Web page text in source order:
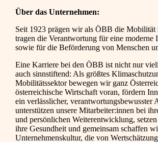
Über das Unternehmen:
Seit 1923 prägen wir als ÖBB die Mobilität
tragen die Verantwortung für eine moderne
sowie für die Beförderung von Menschen
Eine Karriere bei den ÖBB ist nicht nur
auch sinnstiftend: Als größtes
Mobilitätssektor bewegen wir ganz
österreichische Wirtschaft voran, fördern
ein verlässlicher, verantwortungsbewusster
unterstützen unsere Mitarbeiter:innen bei
und persönlichen Weiterentwicklung,
ihre Gesundheit und gemeinsam schaffen
Unternehmenskultur, die von